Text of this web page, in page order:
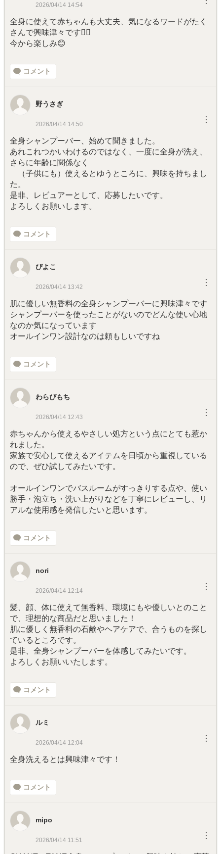
2026/04/14 14:54
全身に使えて赤ちゃんも大丈夫、気になるワードがたく
さんで興味津々です🙋‍♀️
今から楽しみ😊
コメント
野うさぎ
2026/04/14 14:50 ︙
全身シャンプーバー、始めて聞きました。
あれこれつかいわけるのではなく、一度に全身が洗え、
さらに年齢に関係なく
（子供にも）使えるとゆうところに、興味を持ちまし
た。
是非、レビュアーとして、応募したいです。
よろしくお願いします。
コメント
ぴよこ
2026/04/14 13:42 ︙
肌に優しい無香料の全身シャンプーバーに興味津々です
シャンプーバーを使ったことがないのでどんな使い心地
なのか気になっています
オールインワン設計なのは頼もしいですね
コメント
わらびもち
2026/04/14 12:43 ︙
赤ちゃんから使えるやさしい処方という点にとても惹か
れました。
家族で安心して使えるアイテムを日頃から重視している
ので、ぜひ試してみたいです。
オールインワンでバスルームがすっきりする点や、使い
勝手・泡立ち・洗い上がりなどを丁寧にレビューし、リ
アルな使用感を発信したいと思います。
コメント
nori
2026/04/14 12:14 ︙
髪、顔、体に使えて無香料、環境にもや優しいとのこと
で、理想的な商品だと思いました！
肌に優しく無香料の石鹸やヘアケアで、合うものを探し
ているところです。
是非、全身シャンプーバーを体感してみたいです。
よろしくお願いいたします。
コメント
ルミ
2026/04/14 12:04 ︙
全身洗えるとは興味津々です！
コメント
mipo
2026/04/14 11:51 ︙